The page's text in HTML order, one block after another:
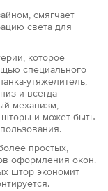
смягчает
света для
которое
специального
утяжелитель,
и всегда
механизм,
шторы и может быть
простых,
оформления окон.
штор экономит